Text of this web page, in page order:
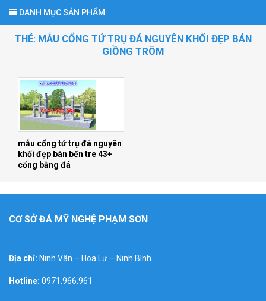
DANH MỤC SẢN PHẨM
THẺ: MẪU CỔNG TỨ TRỤ ĐÁ NGUYÊN KHỐI ĐẸP BÁN
GIỒNG TRÔM
mẫu cổng tứ trụ đá nguyên
khối đẹp bán bến tre 43+
cổng bằng đá
CƠ SỞ ĐÁ MỸ NGHỆ PHẠM SƠN
Địa chỉ: Ninh Vân – Hoa Lư – Ninh Bình
Hotline: 0971.966.961